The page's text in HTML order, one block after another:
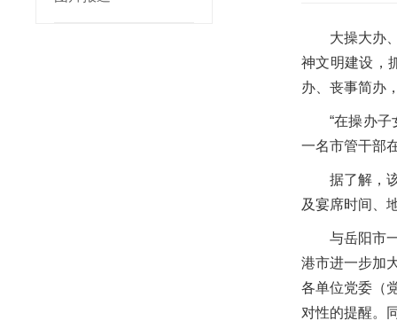
大操大办
神文明建设，
办、丧事简办
“在操办
一名市管干部
据了解，
及宴席时间、
与岳阳市
港市进一步加
各单位党委（
对性的提醒。